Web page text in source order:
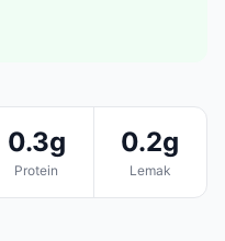
0.3g
Protein
0.2g
Lemak